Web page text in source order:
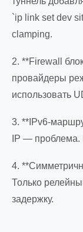
`ip link set dev
clamping.
2. **Firewall
провайдеры
использовать
3. **IPv6-
IP — проблема.
4.
Только
задержку.